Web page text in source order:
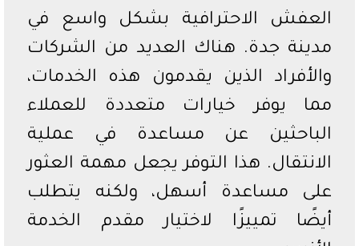
العفش الاحترافية بشكل واسع في
مدينة جدة. هناك العديد من الشركات
والأفراد الذين يقدمون هذه الخدمات،
مما يوفر خيارات متعددة للعملاء
الباحثين عن مساعدة في عملية
الانتقال. هذا التوفر يجعل مهمة العثور
على مساعدة أسهل، ولكنه يتطلب
أيضًا تمييزًا لاختيار مقدم الخدمة